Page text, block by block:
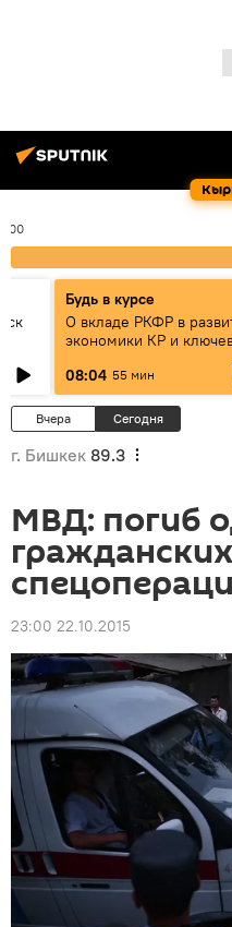
Будь в курсе
О вкладе РКФР в
экономики КР и
08:04 55 мин
Вчера Сегодня
г. Бишкек 89.3
МВД: погиб
23:00 22.10.2015